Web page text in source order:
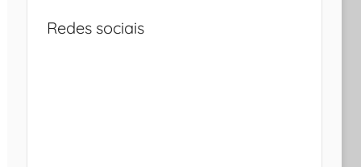
Redes sociais